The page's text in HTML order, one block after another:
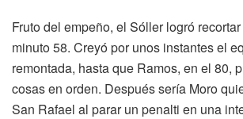
Fruto del empeño, el Sóller logró
minuto 58. Creyó por unos instantes el
remontada, hasta que Ramos, en el 80,
cosas en orden. Después sería Moro
San Rafael al parar un penalti en una